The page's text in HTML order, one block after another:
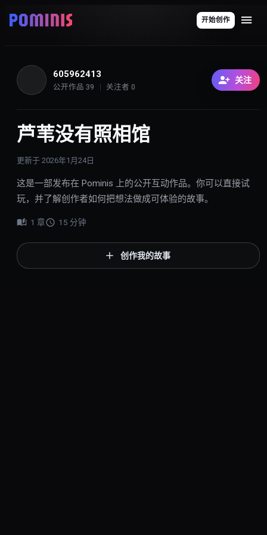
开始创作
605962413
公开作品 39 关注者 0
关注
芦苇没有照相馆
更新于 2026年1月24日
这是一部发布在 Pominis 上的公开互动作品。你可以直接试
玩，并了解创作者如何把想法做成可体验的故事。
1 章 15 分钟
创作我的故事